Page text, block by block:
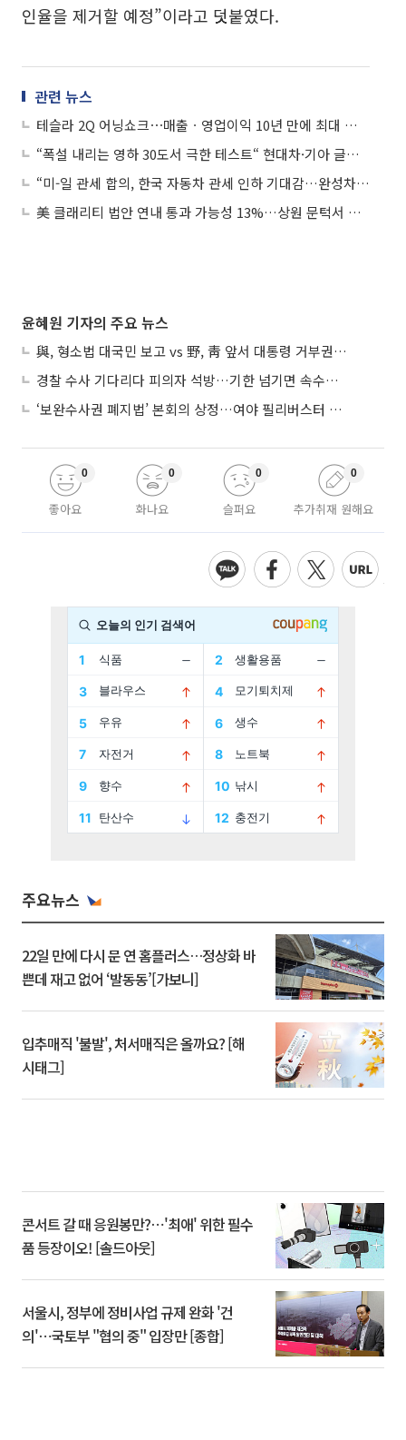
인율을 제거할 예정”이라고 덧붙였다.
관련 뉴스
테슬라 2Q 어닝쇼크⋯매출ㆍ영업이익 10년 만에 최대 폭 감소
“폭설 내리는 영하 30도서 극한 테스트“ 현대차·기아 글로벌 EV 경쟁 앞서는 이유는
“미-일 관세 합의, 한국 자동차 관세 인하 기대감…완성차 주가에 긍정적”
美 클래리티 법안 연내 통과 가능성 13%…상원 문턱서 제동
윤혜원 기자의 주요 뉴스
與, 형소법 대국민 보고 vs 野, 靑 앞서 대통령 거부권 촉구
경찰 수사 기다리다 피의자 석방…기한 넘기면 속수무책
‘보완수사권 폐지법’ 본회의 상정…여야 필리버스터 대치
좋아요
0
화나요
0
슬퍼요
0
추가취재 원해요
0
주요뉴스
22일 만에 다시 문 연 홈플러스…정상화 바
쁜데 재고 없어 ‘발동동’[가보니]
입추매직 '불발', 처서매직은 올까요? [해
시태그]
콘서트 갈 때 응원봉만?⋯'최애' 위한 필수
품 등장이오! [솔드아웃]
서울시, 정부에 정비사업 규제 완화 '건
의'⋯국토부 "협의 중" 입장만 [종합]